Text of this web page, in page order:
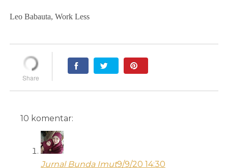
Leo Babauta, Work Less
10 komentar:
Jurnal Bunda Imut9/9/20 14:30